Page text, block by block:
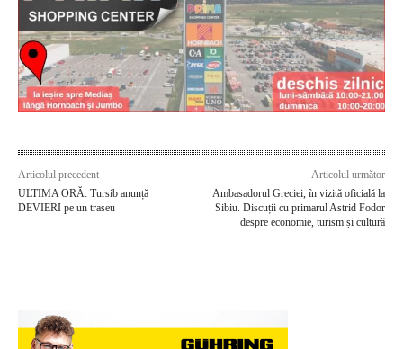
Articolul precedent
ULTIMA ORĂ: Tursib anunță
DEVIERI pe un traseu
Articolul următor
Ambasadorul Greciei, în vizită oficială la
Sibiu. Discuții cu primarul Astrid Fodor
despre economie, turism și cultură